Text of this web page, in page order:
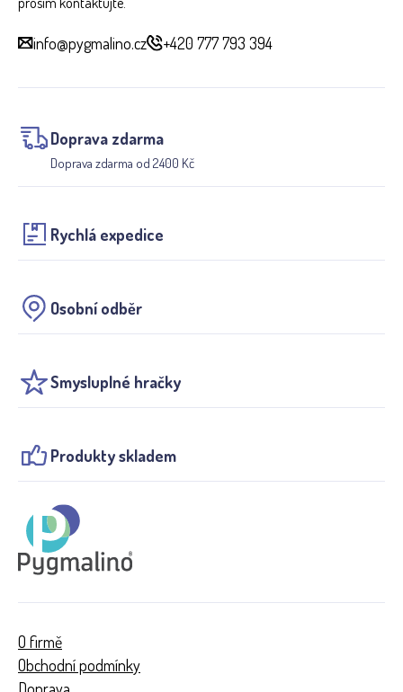
info@pygmalino.cz +420 777 793 394
Doprava zdarma
Doprava zdarma od 2400 Kč
Rychlá expedice
Osobní odběr
Smysluplné hračky
Produkty skladem
O firmě
Obchodní podmínky